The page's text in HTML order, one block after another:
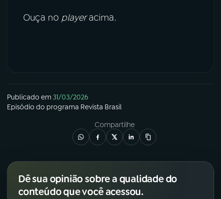
Ouça no playeracima.
Publicado em31/03/2026
Episódio do programa Revista Brasil
Compartilhe
Dê sua opinião sobre a qualidade do
conteúdo que você acessou.